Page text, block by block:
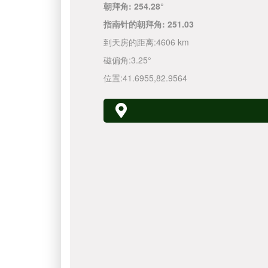
朝拜角: 254.28°
指南针的朝拜角: 251.03
到天房的距离:4606 km
磁偏角:3.25°
位置:41.6955,82.9564